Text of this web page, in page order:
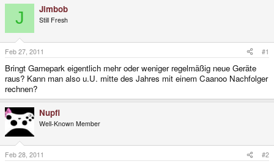
d
t
a
r
t
e
r
d
a
t
J Jimbob
Still Fresh
Feb 27, 2011 #1
Bringt Gamepark eigentlich mehr oder weniger regelmäßig neue Geräte
raus? Kann man also u.U. mitte des Jahres mit einem Caanoo Nachfolger
rechnen?
Nupfi
Well-Known Member
Feb 28, 2011 #2